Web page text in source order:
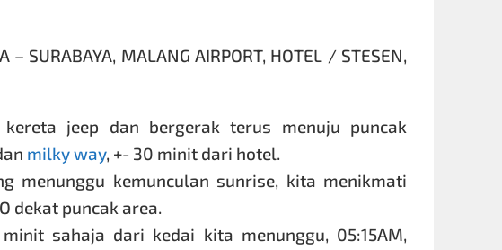
SURABAYA, MALANG AIRPORT, HOTEL / STESEN,
jeep dan bergerak terus menuju puncak
milky way, +- 30 minit dari hotel.
menunggu kemunculan sunrise, kita menikmati
dekat puncak area.
sahaja dari kedai kita menunggu, 05:15AM,